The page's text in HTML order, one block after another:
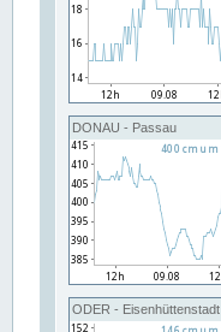
DONAU - Passau
ODER - Eisenhüttenstadt